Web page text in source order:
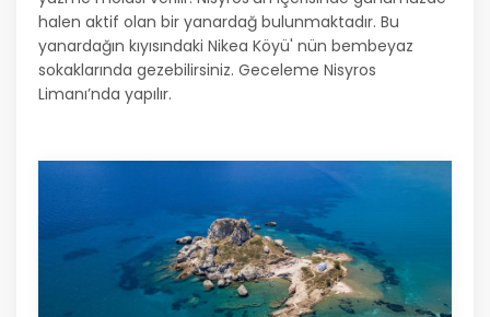
halen aktif olan bir yanardağ bulunmaktadır. Bu
yanardağın kıyısındaki Nikea Köyü' nün bembeyaz
sokaklarında gezebilirsiniz. Geceleme Nisyros
Limanı’nda yapılır.